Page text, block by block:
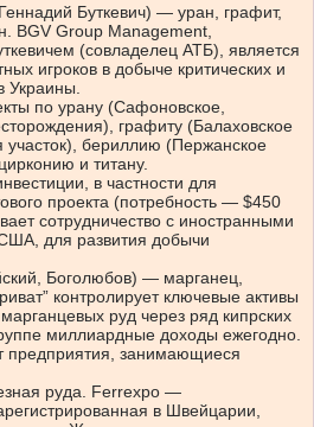
Буткевич) — уран, графит,
BGV Group Management,
(совладелец АТБ), является
игроков в добыче критических и
Украины.
по урану (Сафоновское,
графиту (Балаховское
бериллию (Пержанское
и титану.
в частности для
проекта (потребность — $450
сотрудничество с иностранными
для развития добычи
Боголюбов) — марганец,
контролирует ключевые активы
руд через ряд кипрских
миллиардные доходы ежегодно.
предприятия, занимающиеся
руда. Ferrexpo —
в Швейцарии,